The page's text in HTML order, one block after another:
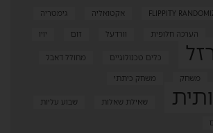
FLIPPITY אקטואליה
גימטריה
הערכה חלופית וורדעל זום יויו
כלים טכנולוגיים
מחולל דאבל
משחק משחק כיתתי
שאילת שאלות
שבוע עליות